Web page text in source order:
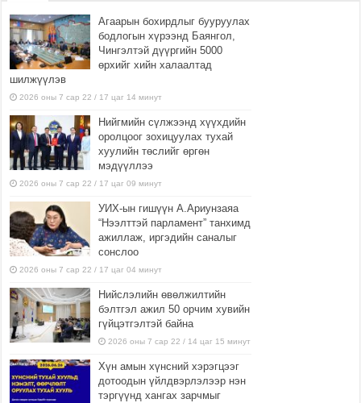
Агаарын бохирдлыг бууруулах
бодлогын хүрээнд Баянгол,
Чингэлтэй дүүргийн 5000
өрхийг хийн халаалтад
шилжүүлэв
2026 оны 7 сар 22 / 17 цаг 14 минут
Нийгмийн сүлжээнд хүүхдийн
оролцоог зохицуулах тухай
хуулийн төслийг өргөн
мэдүүллээ
2026 оны 7 сар 22 / 17 цаг 09 минут
УИХ-ын гишүүн А.Ариунзаяа
“Нээлттэй парламент” танхимд
ажиллаж, иргэдийн саналыг
сонслоо
2026 оны 7 сар 22 / 17 цаг 04 минут
Нийслэлийн өвөлжилтийн
бэлтгэл ажил 50 орчим хувийн
гүйцэтгэлтэй байна
2026 оны 7 сар 22 / 14 цаг 15 минут
Хүн амын хүнсний хэрэгцээг
дотоодын үйлдвэрлэлээр нэн
тэргүүнд хангах зарчмыг